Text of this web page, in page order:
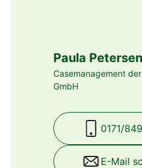
Paula Petersen
Casemanagement
GmbH
0171/
E-Mail